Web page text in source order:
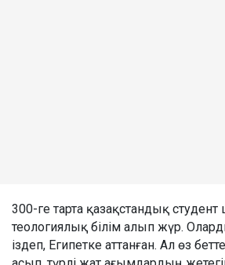
300-ге тарта қазақстандық
теологиялық білім алып жүр.
іздеп, Египетке аттанған. Ал өз